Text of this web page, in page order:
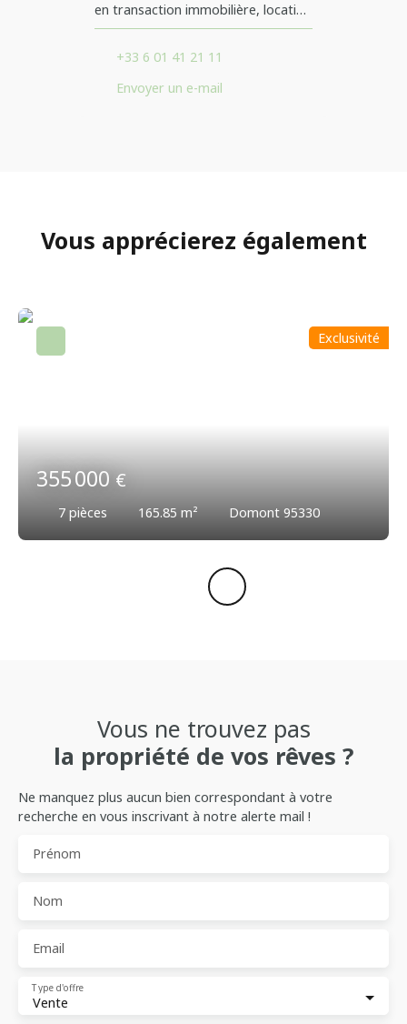
en transaction immobilière, location
et gestion locative. A vos côtés
alentours
+33 6 01 41 21 11
Envoyer un e-mail
Vous apprécierez également
355 000€
7 pièces 165.85 m² Domont 95330
Exclusivité
Vous ne trouvez pas
la propriété de vos rêves ?
Ne manquez plus aucun bien correspondant à votre
recherche en vous inscrivant à notre alerte mail !
Prénom
Nom
Email
Vente
Type d'offre